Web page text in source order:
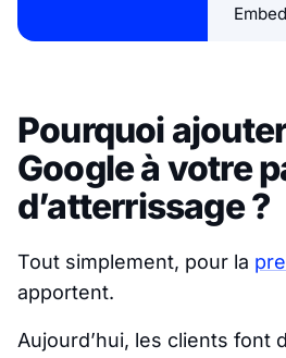
Pourquoi
Google à votre
d’atterrissage ?
Tout simplement, pour la
apportent.
Aujourd’hui, les clients font